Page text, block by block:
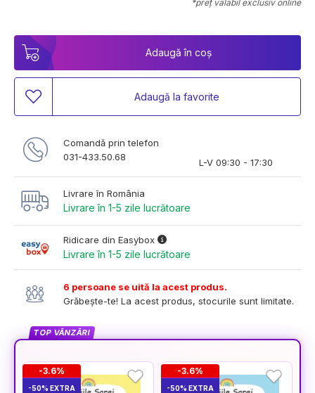
*preț valabil exclusiv online
Adaugă în coș
Adaugă la favorite
Comandă prin telefon
031-433.50.68
L-V 09:30 - 17:30
Livrare în România
Livrare în 1-5 zile lucrătoare
Ridicare din Easybox
Livrare în 1-5 zile lucrătoare
6 persoane se uită la acest produs.
Grăbește-te! La acest produs, stocurile sunt limitate.
TOP VÂNZĂRI
-3.6%
-50% EXTRA
-3.6%
-50% EXTRA